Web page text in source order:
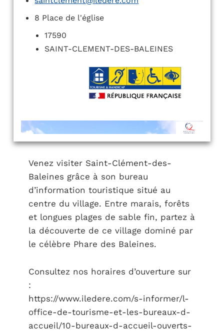
8 Place de l'église
17590
SAINT-CLEMENT-DES-BALEINES
Venez visiter Saint-Clément-des-
Baleines grâce à son bureau
d’information touristique situé au
centre du village. Entre marais, forêts
et longues plages de sable fin, partez à
la découverte de ce village dominé par
le célèbre Phare des Baleines.
Consultez nos horaires d’ouverture sur
:
https://www.iledere.com/s-informer/l-
office-de-tourisme-et-les-bureaux-d-
accueil/10-bureaux-d-accueil-ouverts-